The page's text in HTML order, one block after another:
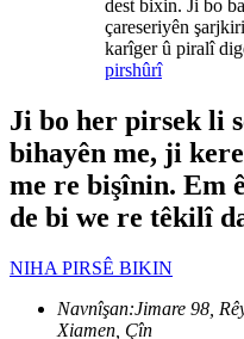
dest bixin. Ji bo
çareseriyên
karîger û piralî
pirshûrî
Ji bo her pirsek li
bihayên me, ji
me re bişînin. Em
de bi we re têkilî
NIHA PIRSÊ BIKIN
Navnîşan:Jimare 98,
Xiamen, Çîn